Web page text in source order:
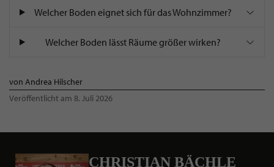
Welcher Boden eignet sich für das Wohnzimmer?
Welcher Boden lässt Räume größer wirken?
von Andrea Hilscher
Veröffentlicht am 8. Juli 2026
CHRISTIAN BÄCHLE